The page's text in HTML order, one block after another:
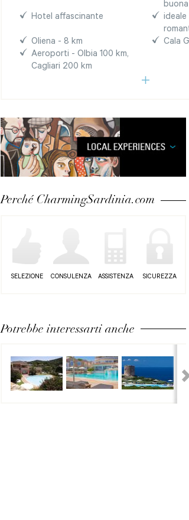
buona
Hotel affascinante
Oliena - 8 km
Cala
Aeroporti - Olbia 100 km,
Cagliari 200 km
Perché CharmingSardinia.com
SELEZIONE CONSULENZA ASSISTENZA SICUREZZA
Potrebbe interessarti anche